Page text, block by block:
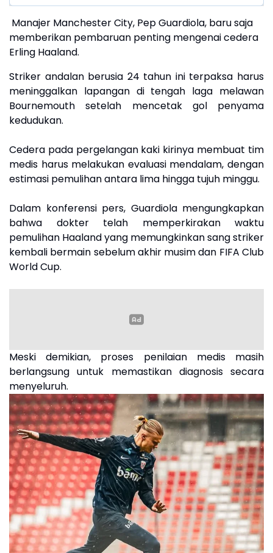
Manajer Manchester City, Pep Guardiola, baru saja
memberikan pembaruan penting mengenai cedera
Erling Haaland.
Striker andalan berusia 24 tahun ini terpaksa harus
meninggalkan lapangan di tengah laga melawan
Bournemouth setelah mencetak gol penyama
kedudukan.
Cedera pada pergelangan kaki kirinya membuat tim
medis harus melakukan evaluasi mendalam, dengan
estimasi pemulihan antara lima hingga tujuh minggu.
Dalam konferensi pers, Guardiola mengungkapkan
bahwa dokter telah memperkirakan waktu
pemulihan Haaland yang memungkinkan sang striker
kembali bermain sebelum akhir musim dan FIFA Club
World Cup.
Meski demikian, proses penilaian medis masih
berlangsung untuk memastikan diagnosis secara
menyeluruh.